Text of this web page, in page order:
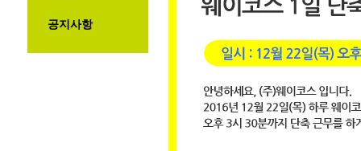
공지사항